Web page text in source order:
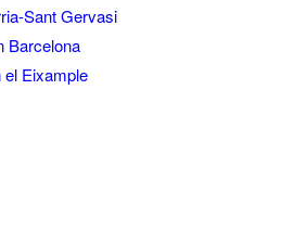
Sant Gervasi
Barcelona
Eixample